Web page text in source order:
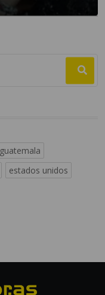
guatemala
estados unidos